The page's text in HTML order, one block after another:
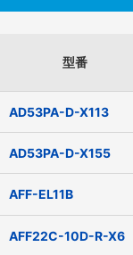
型番
AD53PA-D-X113
AD53PA-D-X155
AFF-EL11B
AFF22C-10D-R-X6